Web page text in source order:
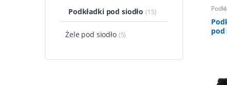
Podkładki pod siodło (15)
Żele pod siodło (5)
pod